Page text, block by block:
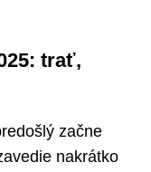
trať,
začne
nakrátko